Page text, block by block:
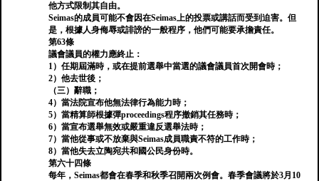
他方式限制其自由。
Seimas的成員可能不會因在Seimas上的投票或講話而受到迫害。但
是，根據人身侮辱或誹謗的一般程序，他們可能要承擔責任。
第63條
議會議員的權力應終止：
1）任期屆滿時，或在提前選舉中當選的議會議員首次開會時；
2）他去世後；
（三）辭職；
4）當法院宣布他無法律行為能力時；
5）當精算師根據彈proceedings程序撤銷其任務時；
6）當宣布選舉無效或嚴重違反選舉法時；
7）當他從事或不放棄與Seimas成員職責不符的工作時；
8）當他失去立陶宛共和國公民身份時。
第六十四條
每年，Seimas都會在春季和秋季召開兩次例會。春季會議將於3月10